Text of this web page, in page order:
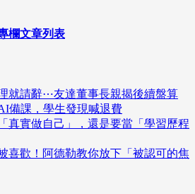
欄文章列表
就請辭⋯友達董事長親揭後續盤算
備課，學生發現喊退費
真實做自己」，還是要當「學習歷程
喜歡！阿德勒教你放下「被認可的焦